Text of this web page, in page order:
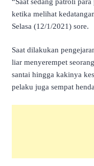
ketika melihat
Selasa (12/1/2021) sore.
Saat dilakukan
liar menyerempet
santai hingga kakinya
pelaku juga sempat